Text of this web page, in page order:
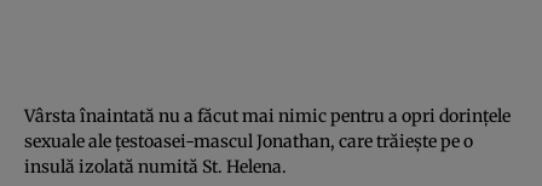
Vârsta înaintată nu a făcut mai nimic pentru a opri dorinţele
sexuale ale ţestoasei-mascul Jonathan, care trăieşte pe o
insulă izolată numită St. Helena.